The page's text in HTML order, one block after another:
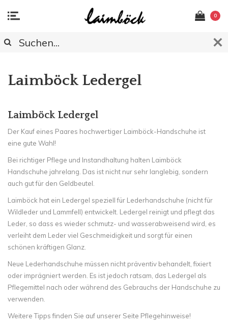
0
class="aboutus-subtitle">
Laimböck Ledergel
Laimböck Ledergel
Der Kauf eines Paares hochwertiger Laimböck-Handschuhe ist
eine gute Wahl!
Bei richtiger Pflege und Instandhaltung halten Laimböck
Handschuhe jahrelang. Das ist nicht nur sehr langlebig, sondern
auch gut für den Geldbeutel.
Laimböck hat ein Ledergel speziell für Lederhandschuhe (nicht für
Wildleder und Lammfell) entwickelt. Ledergel reinigt und pflegt das
Leder, so dass es wieder schmutz- und wasserabweisend wird, es
verleiht dem Leder viel Geschmeidigkeit und sorgt für einen
schönen kräftigen Glanz.
Neue Lederhandschuhe müssen nicht präventiv behandelt, fixiert
oder imprägniert werden. Es ist jedoch ratsam, das Ledergel als
Pflegemittel nach oder während des Gebrauchs der Handschuhe zu
verwenden.
Weitere Tipps finden Sie auf unserer Seite Pflegehinweise!